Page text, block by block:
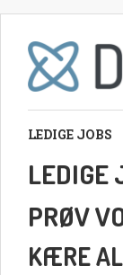
LEDIGE JOBS
LEDIGE
PRØV
KÆRE